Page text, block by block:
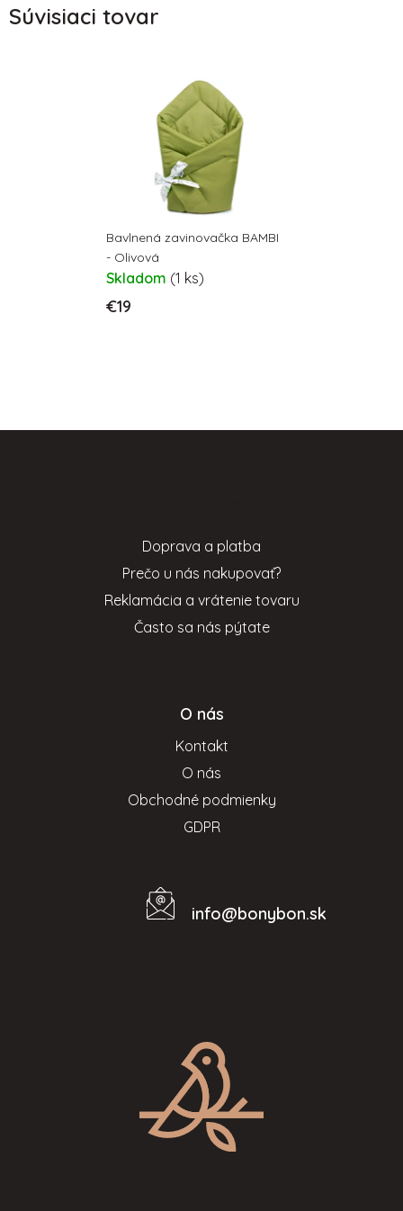
Súvisiaci tovar
Bavlnená zavinovačka BAMBI
- Olivová
Skladom (1 ks)
€19
Doprava a platba
Prečo u nás nakupovať?
Reklamácia a vrátenie tovaru
Často sa nás pýtate
O nás
Kontakt
O nás
Obchodné podmienky
GDPR
info@bonybon.sk